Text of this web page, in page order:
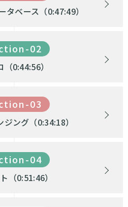
タベース（0:47:49）
02
（0:44:56）
03
ング（0:34:18）
04
（0:51:46）